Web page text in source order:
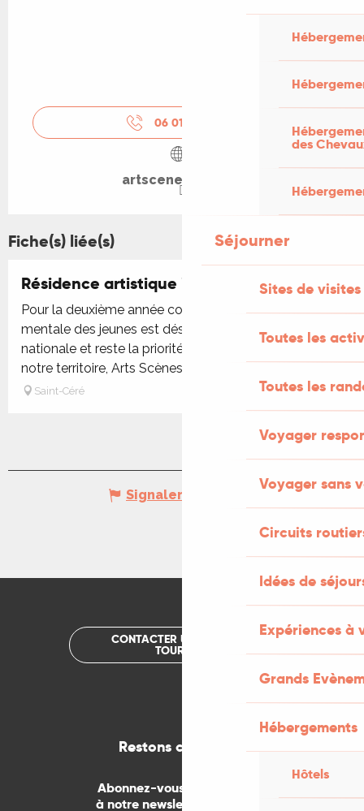
des
Séjourner
Sites de visites
Toutes les
Toutes les
Voyager
Voyager sans
Circuits
Idées de
Expériences à
Grands
Hébergements
Hôtels
06 01 56 40
artscenesetcie.fr
Fiche(s) liée(s)
Résidence artistique "Graines de rien"
Pour la deuxième année consécutive, la santé
mentale des jeunes est désignée Grande Causse
nationale et reste la priorité du gouvernementSur
notre territoire, Arts Scènes et...
Saint-Céré
Signaler une erreur
CONTACTER UN OFFICE DE
TOURISME
Restons connectés
Abonnez-vous gratuitement
à notre newsletter mensuelle